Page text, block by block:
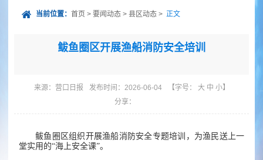
当前位置： 首页 > 要闻动态 > 县区动态 > 正文
鲅鱼圈区开展渔船消防安全培训
来源： 营口日报 发布时间：2026-06-04 【字号： 大 中 小】
分享：
鲅鱼圈区组织开展渔船消防安全专题培训，为渔民送上一
堂实用的“海上安全课”。